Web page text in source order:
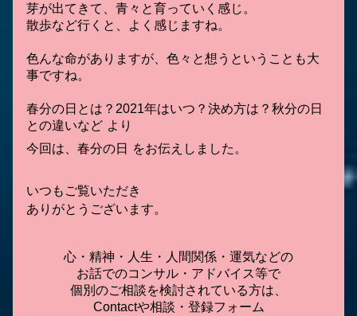
芽が出てきて、青々と育っていく感じ。
散歩など行くと、よく感じますね。
色んな命がありますが、色々と想うということも大
事ですね。
春分の日とは？2021年はいつ？決め方は？秋分の日
との違いなど より
今回は、春分の日 をお伝えしました。
いつもご覧いただき
ありがとうございます。
心・精神・人生・人間関係・運気などの
お話でのコンサル・アドバイス等で
個別のご相談を検討されている方は、
Contactや相談・登録フォーム